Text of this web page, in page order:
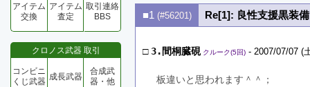
アイテム
交換
アイテム
査定
取引連絡
BBS
クロノス武器 取引
コンビニ
くじ武器 成長武器
合成武
器・他
■1 (#56201) Re[1]: 良性支援黒装備
□3.間桐臓硯 クルーク(5回) - 2007/07/07 (
板違いと思われます＾＾；